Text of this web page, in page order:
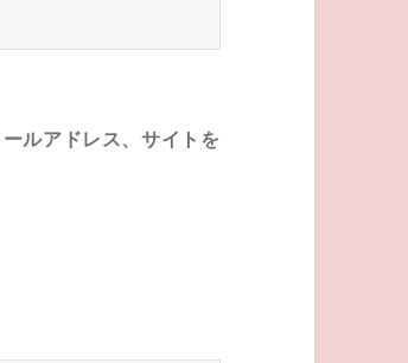
ルアドレス、サイトを